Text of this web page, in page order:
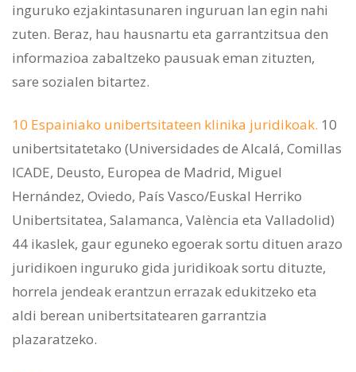
inguruko ezjakintasunaren inguruan lan egin nahi
zuten. Beraz, hau hausnartu eta garrantzitsua den
informazioa zabaltzeko pausuak eman zituzten,
sare sozialen bitartez.
10 Espainiako unibertsitateen klinika juridikoak. 10
unibertsitatetako (Universidades de Alcalá, Comillas
ICADE, Deusto, Europea de Madrid, Miguel
Hernández, Oviedo, País Vasco/Euskal Herriko
Unibertsitatea, Salamanca, València eta Valladolid)
44 ikaslek, gaur eguneko egoerak sortu dituen arazo
juridikoen inguruko gida juridikoak sortu dituzte,
horrela jendeak erantzun errazak edukitzeko eta
aldi berean unibertsitatearen garrantzia
plazaratzeko.